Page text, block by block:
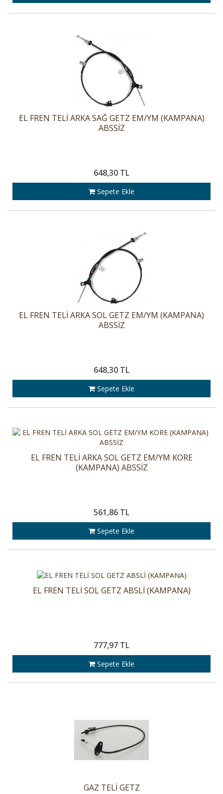
EL FREN TELİ ARKA SAĞ GETZ EM/YM (KAMPANA)
ABSSİZ
648,30 TL
Sepete Ekle
EL FREN TELİ ARKA SOL GETZ EM/YM (KAMPANA)
ABSSİZ
648,30 TL
Sepete Ekle
EL FREN TELİ ARKA SOL GETZ EM/YM KORE
(KAMPANA) ABSSİZ
561,86 TL
Sepete Ekle
EL FREN TELİ SOL GETZ ABSLİ (KAMPANA)
777,97 TL
Sepete Ekle
GAZ TELİ GETZ